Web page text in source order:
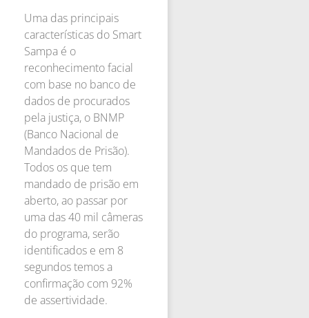
Uma das principais
características do Smart
Sampa é o
reconhecimento facial
com base no banco de
dados de procurados
pela justiça, o BNMP
(Banco Nacional de
Mandados de Prisão).
Todos os que tem
mandado de prisão em
aberto, ao passar por
uma das 40 mil câmeras
do programa, serão
identificados e em 8
segundos temos a
confirmação com 92%
de assertividade.